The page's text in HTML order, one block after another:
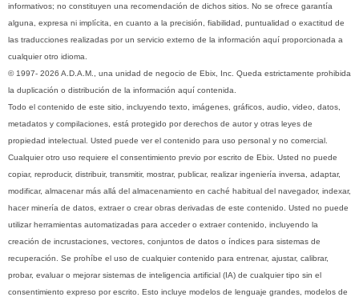
informativos; no constituyen una recomendación de dichos sitios. No se ofrece garantía
alguna, expresa ni implícita, en cuanto a la precisión, fiabilidad, puntualidad o exactitud de
las traducciones realizadas por un servicio externo de la información aquí proporcionada a
cualquier otro idioma.
© 1997- 2026 A.D.A.M., una unidad de negocio de Ebix, Inc. Queda estrictamente prohibida
la duplicación o distribución de la información aquí contenida.
Todo el contenido de este sitio, incluyendo texto, imágenes, gráficos, audio, video, datos,
metadatos y compilaciones, está protegido por derechos de autor y otras leyes de
propiedad intelectual. Usted puede ver el contenido para uso personal y no comercial.
Cualquier otro uso requiere el consentimiento previo por escrito de Ebix. Usted no puede
copiar, reproducir, distribuir, transmitir, mostrar, publicar, realizar ingeniería inversa, adaptar,
modificar, almacenar más allá del almacenamiento en caché habitual del navegador, indexar,
hacer minería de datos, extraer o crear obras derivadas de este contenido. Usted no puede
utilizar herramientas automatizadas para acceder o extraer contenido, incluyendo la
creación de incrustaciones, vectores, conjuntos de datos o índices para sistemas de
recuperación. Se prohíbe el uso de cualquier contenido para entrenar, ajustar, calibrar,
probar, evaluar o mejorar sistemas de inteligencia artificial (IA) de cualquier tipo sin el
consentimiento expreso por escrito. Esto incluye modelos de lenguaje grandes, modelos de